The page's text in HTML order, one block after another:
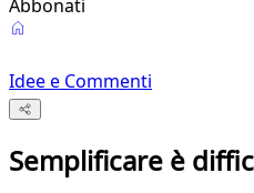
Abbonati
Idee e Commenti
Semplificare è